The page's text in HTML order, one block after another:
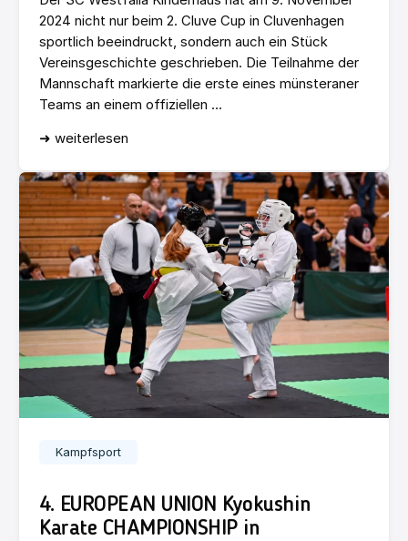
2024 nicht nur beim 2. Cluve Cup in Cluvenhagen
sportlich beeindruckt, sondern auch ein Stück
Vereinsgeschichte geschrieben. Die Teilnahme der
Mannschaft markierte die erste eines münsteraner
Teams an einem offiziellen ...
➜ weiterlesen
Kampfsport
4. EUROPEAN UNION Kyokushin
Karate CHAMPIONSHIP in